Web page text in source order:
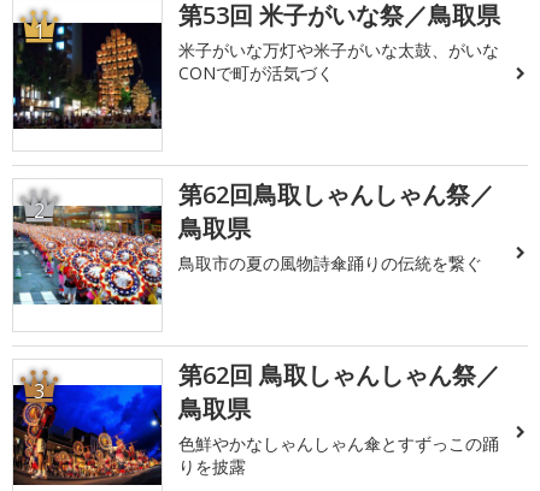
1 第53回 米子がいな祭／鳥取県
米子がいな万灯や米子がいな太鼓、がいな
CONで町が活気づく
2
第62回鳥取しゃんしゃん祭／
鳥取県
鳥取市の夏の風物詩傘踊りの伝統を繋ぐ
3
第62回 鳥取しゃんしゃん祭／
鳥取県
色鮮やかなしゃんしゃん傘とすずっこの踊
りを披露